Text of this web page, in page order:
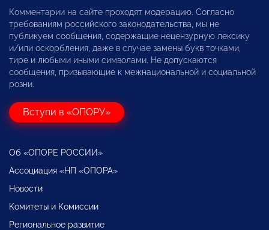
Комментарии на сайте проходят модерацию. Согласно
требованиям российского законодательства, мы не
публикуем сообщения, содержащие нецензурную лексику
и/или оскорбления, даже в случае замены букв точками,
тире и любыми иными символами. Не допускаются
сообщения, призывающие к межнациональной и социальной
розни.
Вступи в «ОПОРУ»
Об «ОПОРЕ РОССИИ»
Ассоциация «НП «ОПОРА»
Новости
Комитеты и Комиссии
Региональное развитие